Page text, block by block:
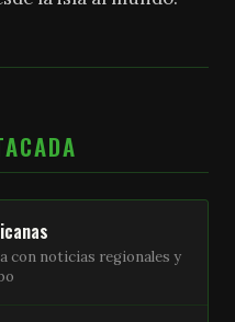
con noticias regionales y